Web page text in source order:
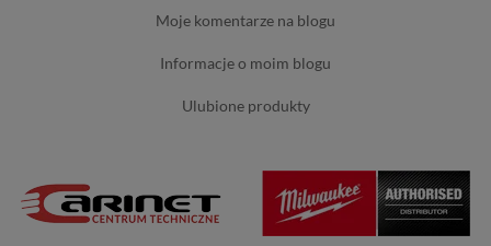
moje komentarze na blogu
informacje o moim blogu
ulubione produkty